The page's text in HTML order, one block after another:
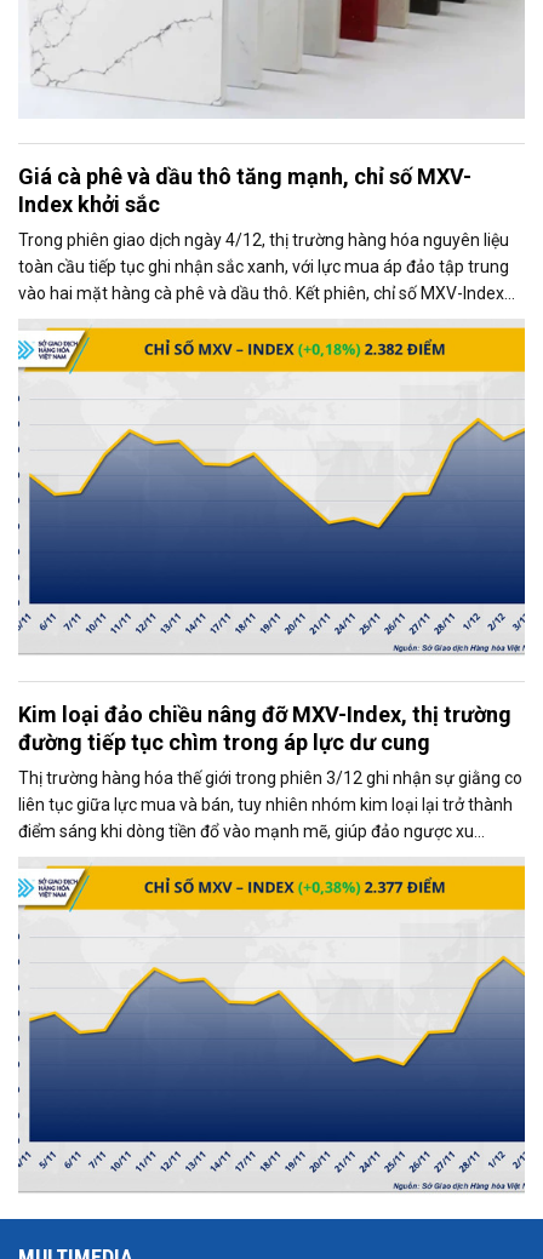
Giá cà phê và dầu thô tăng mạnh, chỉ số MXV-
Index khởi sắc
Trong phiên giao dịch ngày 4/12, thị trường hàng hóa nguyên liệu
toàn cầu tiếp tục ghi nhận sắc xanh, với lực mua áp đảo tập trung
vào hai mặt hàng cà phê và dầu thô. Kết phiên, chỉ số MXV-Index
tăng gần 0,2%, đạt 2.382 điểm, phản ánh xu hướng tích cực chung
của thị trường.
Kim loại đảo chiều nâng đỡ MXV-Index, thị trường
đường tiếp tục chìm trong áp lực dư cung
Thị trường hàng hóa thế giới trong phiên 3/12 ghi nhận sự giằng co
liên tục giữa lực mua và bán, tuy nhiên nhóm kim loại lại trở thành
điểm sáng khi dòng tiền đổ vào mạnh mẽ, giúp đảo ngược xu
hướng và kéo MXV-Index tăng gần 0,4%, đạt 2.377 điểm tại thời
điểm đóng cửa.